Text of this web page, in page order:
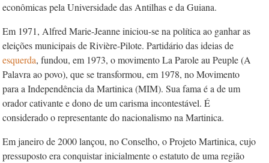
econômicas pela Universidade das Antilhas e da Guiana.
Em 1971, Alfred Marie-Jeanne iniciou-se na política ao ganhar as
eleições municipais de Rivière-Pilote. Partidário das ideias de
esquerda, fundou, em 1973, o movimento La Parole au Peuple (A
Palavra ao povo), que se transformou, em 1978, no Movimento
para a Independência da Martinica (MIM). Sua fama é a de um
orador cativante e dono de um carisma incontestável. É
considerado o representante do nacionalismo na Martinica.
Em janeiro de 2000 lançou, no Conselho, o Projeto Martinica, cujo
pressuposto era conquistar inicialmente o estatuto de uma região